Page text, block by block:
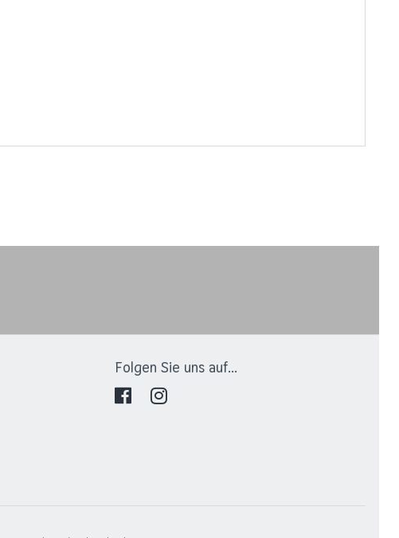
Folgen Sie uns auf...